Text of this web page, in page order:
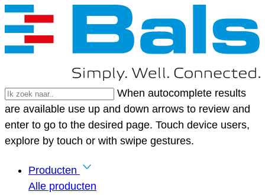
When autocomplete results
are available use up and down arrows to review and
enter to go to the desired page. Touch device users,
explore by touch or with swipe gestures.
Producten
Alle producten